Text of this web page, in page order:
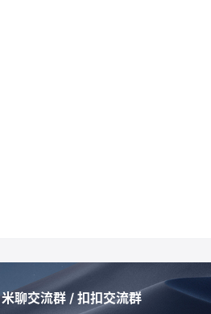
米聊交流群 / 扣扣交流群